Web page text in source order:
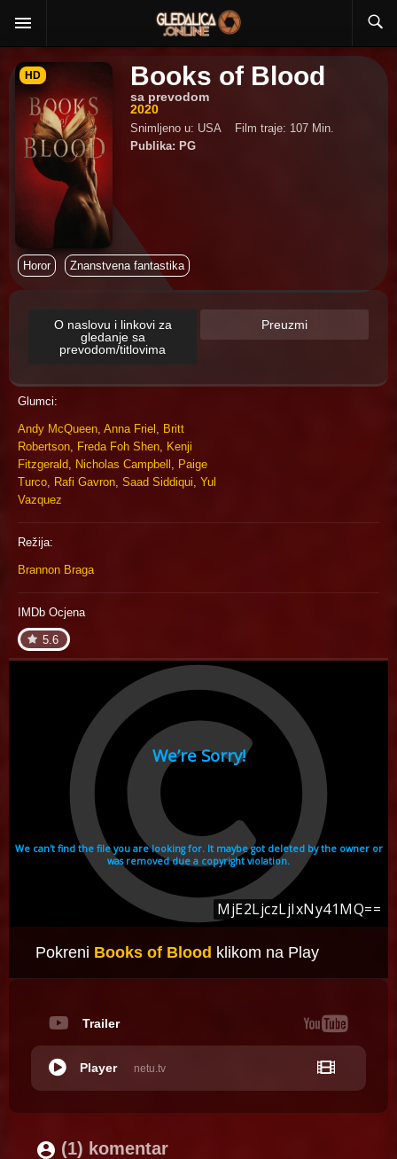
HD Books of Blood
sa prevodom
2020
Snimljeno u: USA
Film traje: 107 Min.
Publika: PG
Horor Znanstvena fantastika
O naslovu i linkovi za
gledanje sa
prevodom/titlovima
Preuzmi
Glumci:
Andy McQueen, Anna Friel , Britt
Robertson, Freda Foh Shen, Kenji
Fitzgerald, Nicholas Campbell , Paige
Turco, Rafi Gavron, Saad Siddiqui, Yul
Vazquez
Režija:
Brannon Braga
IMDb Ocjena
5.6
Pokreni Books of Blood klikom na Play
Trailer
netu.tv
Player
(1) komentar